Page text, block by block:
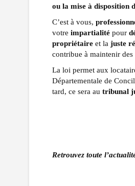
ou la mise à disposition
C’est à vous,
votre impartialité pour
propriétaire et la juste
contribue à maintenir
La loi permet aux
Départementale de
tard, ce sera au tribunal
Retrouvez toute